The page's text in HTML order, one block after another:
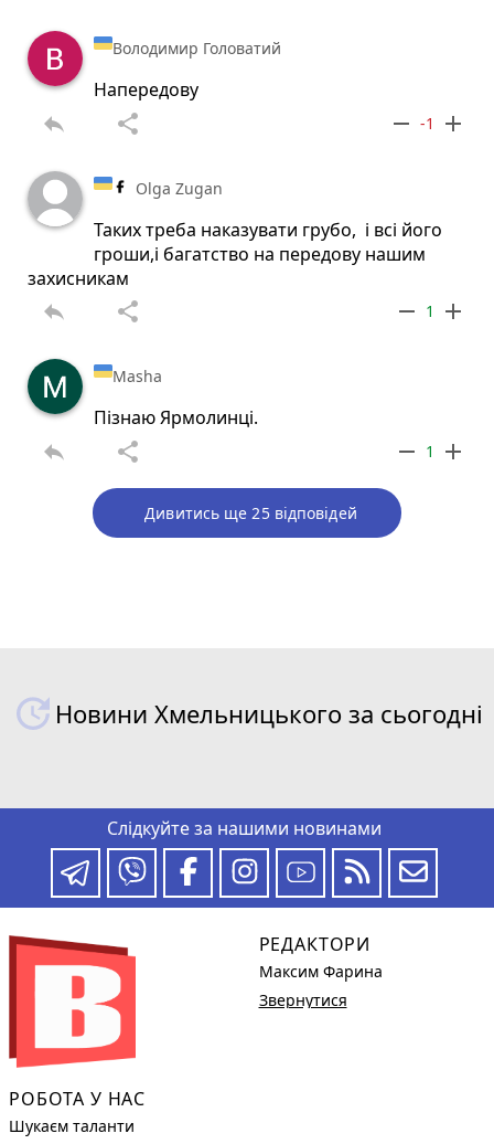
Володимир Головатий
Напередову
reply share remove -1 add
Olga Zugan
Таких треба наказувати грубо, і всі його
гроши,і багатство на передову нашим
захисникам
reply share remove 1 add
Masha
Пізнаю Ярмолинці.
reply share remove 1 add
Дивитись ще 25 відповідей
Новини Хмельницького за сьогодні
Слідкуйте за нашими новинами
РОБОТА У НАС
Шукаєм таланти
РЕДАКТОРИ
Максим Фарина
Звернутися